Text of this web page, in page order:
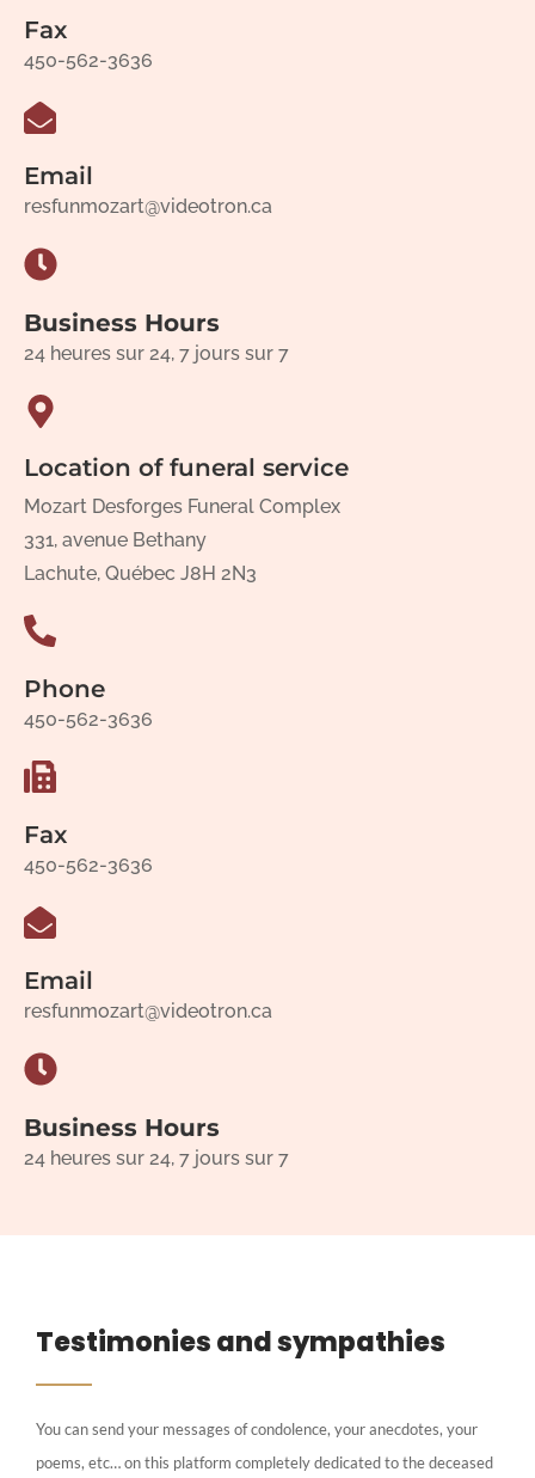
Fax
450-562-3636
Email
resfunmozart@videotron.ca
Business Hours
24 heures sur 24, 7 jours sur 7
Location of funeral service
Mozart Desforges Funeral Complex
331, avenue Bethany
Lachute, Québec J8H 2N3
Phone
450-562-3636
Fax
450-562-3636
Email
resfunmozart@videotron.ca
Business Hours
24 heures sur 24, 7 jours sur 7
Testimonies and sympathies
You can send your messages of condolence, your anecdotes, your
poems, etc… on this platform completely dedicated to the deceased